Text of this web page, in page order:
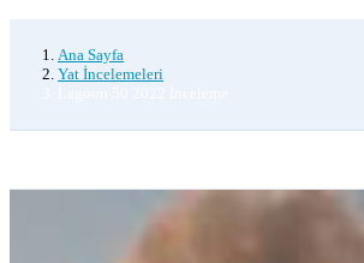
Ana Sayfa
Yat İncelemeleri